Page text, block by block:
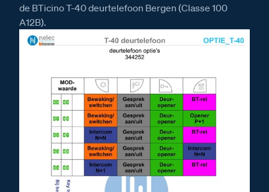
de BTicino T-40 deurtelefoon Bergen (Classe 100
A12B).